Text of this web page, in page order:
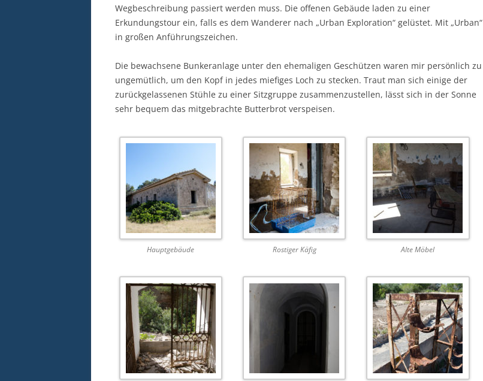
Wegbeschreibung passiert werden muss. Die offenen Gebäude laden zu einer
Erkundungstour ein, falls es dem Wanderer nach „Urban Exploration“ gelüstet. Mit „Urban“
in großen Anführungszeichen.
Die bewachsene Bunkeranlage unter den ehemaligen Geschützen waren mir persönlich zu
ungemütlich, um den Kopf in jedes miefiges Loch zu stecken. Traut man sich einige der
zurückgelassenen Stühle zu einer Sitzgruppe zusammenzustellen, lässt sich in der Sonne
sehr bequem das mitgebrachte Butterbrot verspeisen.
Hauptgebäude Rostiger Käfig Alte Möbel